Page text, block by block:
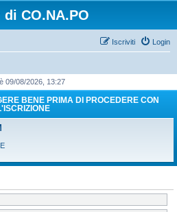
di CO.NA.PO
Login
Iscriviti
09/08/2026, 13:27
BENE PRIMA DI PROCEDERE CON